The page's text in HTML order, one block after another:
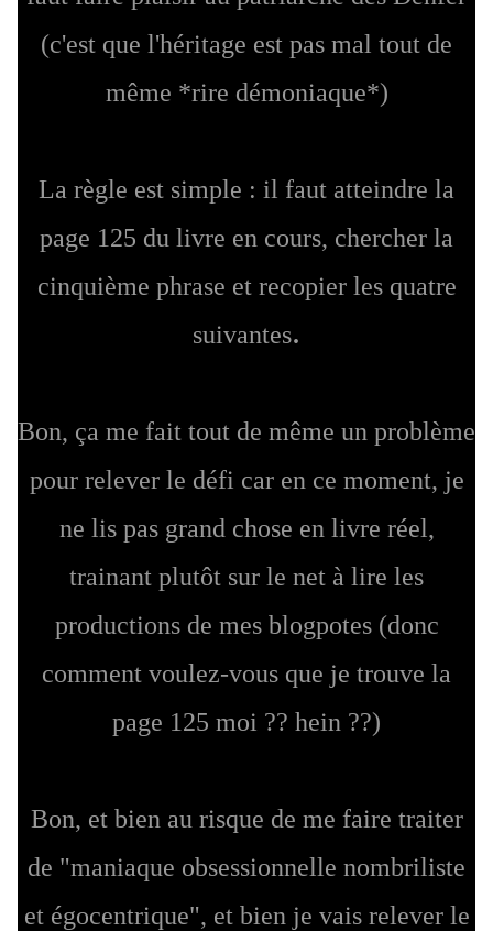
(c'est que l'héritage est pas mal tout de
même *rire démoniaque*)
La règle est simple : il faut atteindre la
page 125 du livre en cours, chercher la
cinquième phrase et recopier les quatre
suivantes.
Bon, ça me fait tout de même un problème
pour relever le défi car en ce moment, je
ne lis pas grand chose en livre réel,
trainant plutôt sur le net à lire les
productions de mes blogpotes (donc
comment voulez-vous que je trouve la
page 125 moi ?? hein ??)
Bon, et bien au risque de me faire traiter
de "maniaque obsessionnelle nombriliste
et égocentrique", et bien je vais relever le